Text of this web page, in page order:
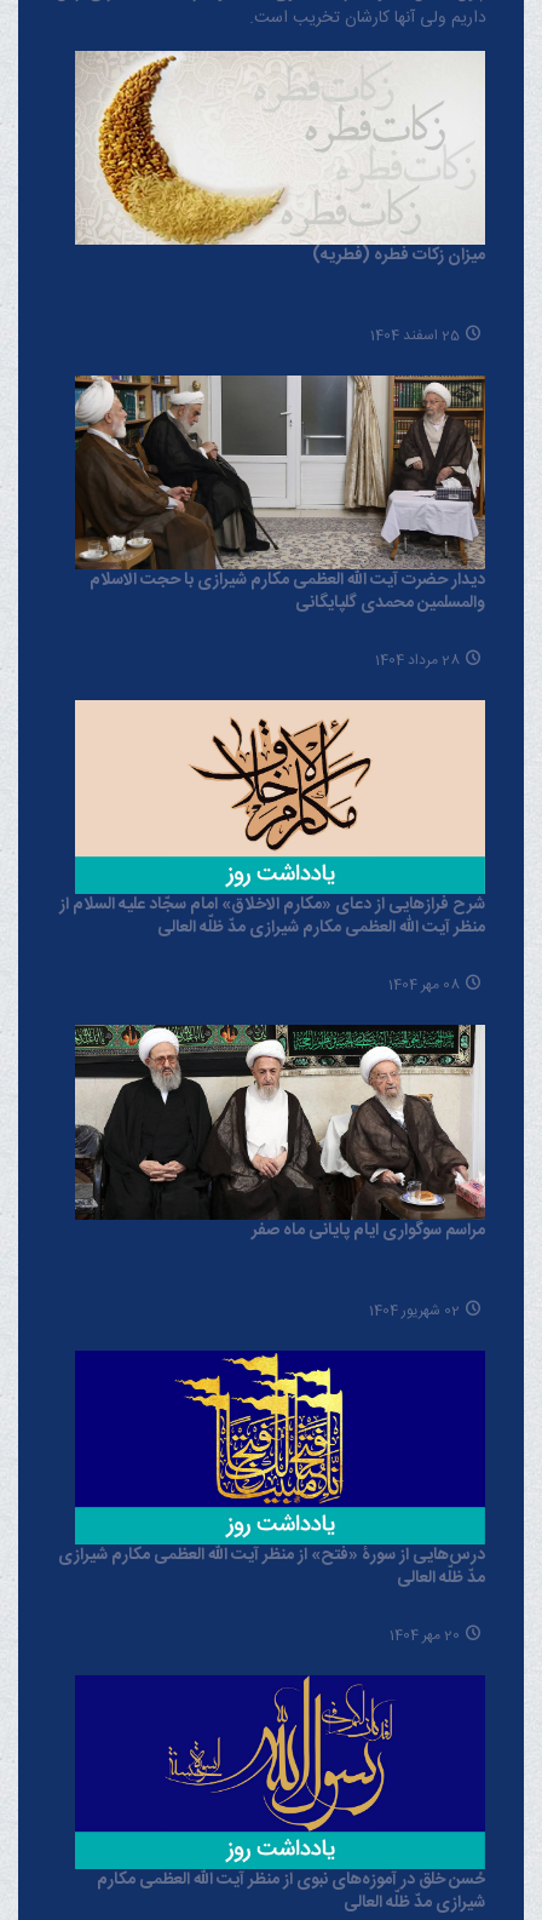
داریم ولی آنها کارشان تخریب است.
میزان زکات فطره (فطریه)
25 اسفند 1404
دیدار حضرت آیت الله العظمی مکارم شیرازی با حجت الاسلام
والمسلمین محمدی گلپایگانی
28 مرداد 1404
شرح فرازهایی از دعای «مکارم الاخلاق» امام سجّاد علیه السلام از
منظر آیت الله العظمی مکارم شیرازی مدّ ظلّه العالی
08 مهر 1404
مراسم سوگواری ایام پایانی ماه صفر
02 شهریور 1404
درس‌هایی از سورۀ «فتح» از منظر آیت الله العظمی مکارم شیرازی
مدّ ظلّه العالی
20 مهر 1404
حُسن خلق در آموزه‌های نبوی از منظر آیت الله العظمی مکارم
شیرازی مدّ ظلّه العالی